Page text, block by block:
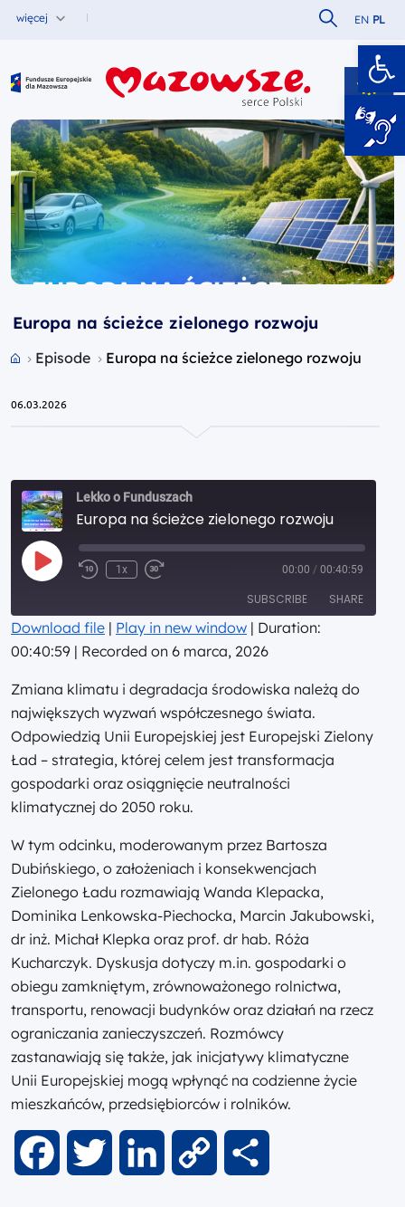
więcej Szukaj w
EN PL
Fundusze Europejskie dla Mazowsza
Europa na ścieżce zielonego rozwoju
Przejdź do strony głównej portalu
Episode Europa na ścieżce zielonego rozwoju
06.03.2026
Lekko o Funduszach
Europa na ścieżce zielonego rozwoju
Play
Episode
1x 00:00 / 00:40:59
SUBSCRIBE SHARE
SHARE
LINK
EMBED
Download file | Play in new window | Duration:
00:40:59 | Recorded on 6 marca, 2026
Zmiana klimatu i degradacja środowiska należą do
największych wyzwań współczesnego świata.
Odpowiedzią Unii Europejskiej jest Europejski Zielony
Ład – strategia, której celem jest transformacja
gospodarki oraz osiągnięcie neutralności
klimatycznej do 2050 roku.
W tym odcinku, moderowanym przez Bartosza
Dubińskiego, o założeniach i konsekwencjach
Zielonego Ładu rozmawiają Wanda Klepacka,
Dominika Lenkowska-Piechocka, Marcin Jakubowski,
dr inż. Michał Klepka oraz prof. dr hab. Róża
Kucharczyk. Dyskusja dotyczy m.in. gospodarki o
obiegu zamkniętym, zrównoważonego rolnictwa,
transportu, renowacji budynków oraz działań na rzecz
ograniczania zanieczyszczeń. Rozmówcy
zastanawiają się także, jak inicjatywy klimatyczne
Unii Europejskiej mogą wpłynąć na codzienne życie
mieszkańców, przedsiębiorców i rolników.
FacebookTwitter LinkedIn Copy